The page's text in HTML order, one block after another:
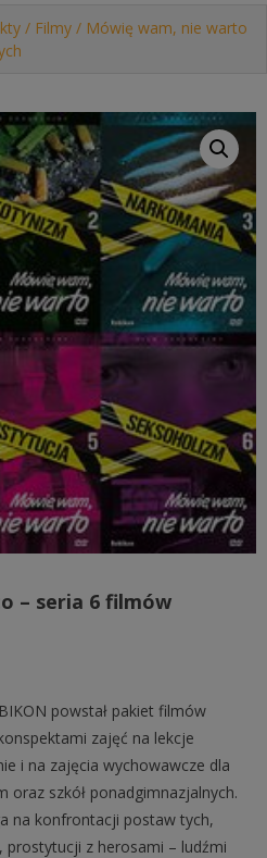
/ Filmy / Mówię wam, nie warto
– seria 6 filmów
powstał pakiet filmów
zajęć na lekcje
i na zajęcia wychowawcze dla
oraz szkół ponadgimnazjalnych.
na konfrontacji postaw tych,
prostytucji z herosami – ludźmi